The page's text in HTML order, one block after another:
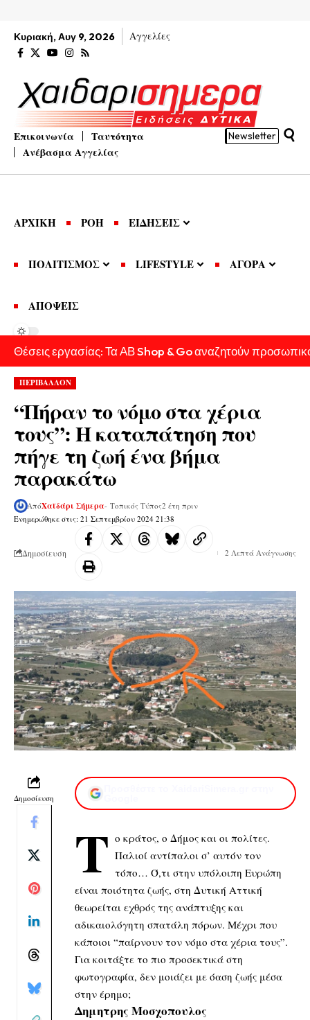
Κυριακή, Αυγ 9, 2026 Αγγελίες
Επικοινωνία
Ταυτότητα
Ανέβασμα Αγγελίας
Newsletter
ΑΡΧΙΚΗ ΡΟΗ ΕΙΔΗΣΕΙΣ
ΠΟΛΙΤΙΣΜΟΣ LIFESTYLE ΑΓΟΡΑ
ΑΠΟΨΕΙΣ
Θέσεις εργασίας: Τα ΑΒ Shop & Go αναζητούν
ΠΕΡΙΒΑΛΛΟΝ
“Πήραν το νόμο στα χέρια
τους”: Η καταπάτηση που
πήγε τη ζωή ένα βήμα
παρακάτω
Ενημερώθηκε στις: 21 Σεπτεμβρίου 2024 21:38
ΑπόΧαϊδάρι Σήμερα- Τοπικός Τύπος2 έτη πριν
Δημοσίευση 2 Λεπτά Ανάγνωσης
Δημοσίευση
Τ ο κράτος, ο Δήμος και οι πολίτες.
Παλιοί αντίπαλοι σ’ αυτόν τον
τόπο… Ό,τι στην υπόλοιπη Ευρώπη
είναι ποιότητα ζωής, στη Δυτική Αττική
θεωρείται εχθρός της ανάπτυξης και
αδικαιολόγητη σπατάλη πόρων. Μέχρι που
κάποιοι “παίρνουν τον νόμο στα χέρια τους”.
Για κοιτάξτε το πιο προσεκτικά στη
φωτογραφία, δεν μοιάζει με όαση ζωής μέσα
στην έρημο;
Δημητρης Μοσχοπουλος